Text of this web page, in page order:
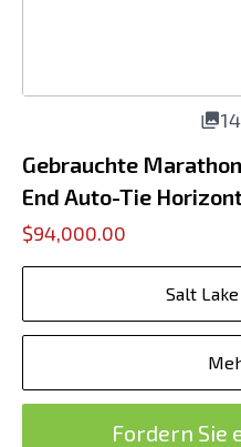
Gebrauchte
End Auto-Tie
$94,000.00
Salt Lake
Fordern Sie